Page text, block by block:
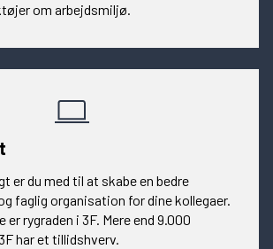
om arbejdsmiljø.
er du med til at skabe en bedre
faglig organisation for dine kollegaer.
er rygraden i 3F. Mere end 9.000
har et tillidshverv.